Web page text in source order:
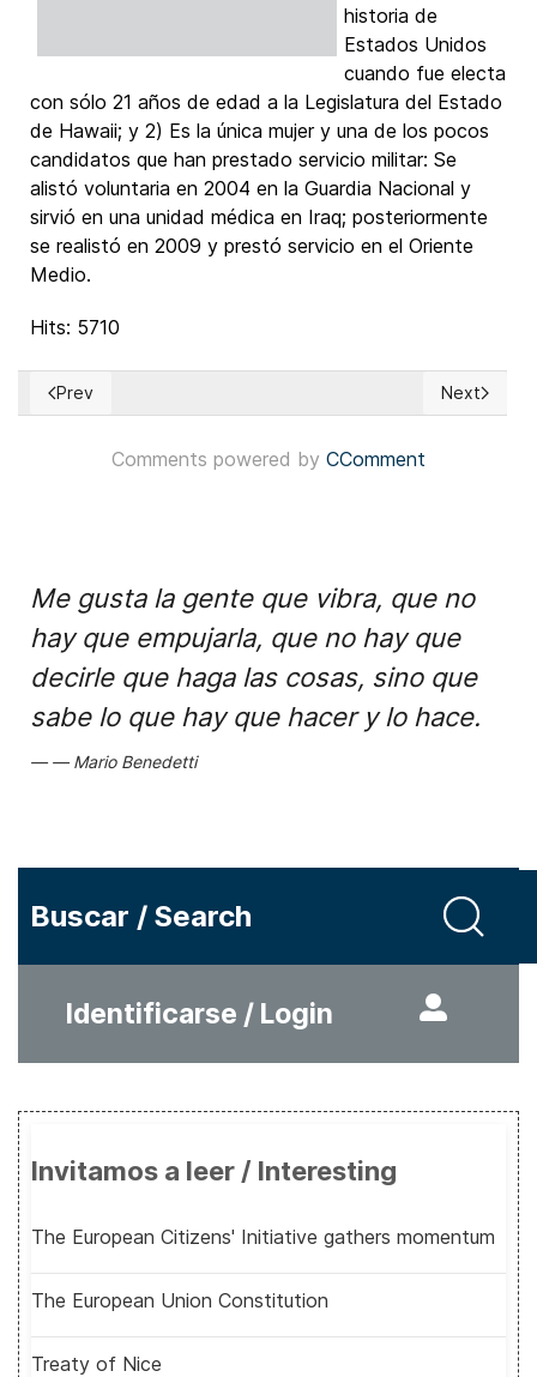
historia de
Estados Unidos
cuando fue electa
con sólo 21 años de edad a la Legislatura del Estado
de Hawaii; y 2) Es la única mujer y una de los pocos
candidatos que han prestado servicio militar: Se
alistó voluntaria en 2004 en la Guardia Nacional y
sirvió en una unidad médica en Iraq; posteriormente
se realistó en 2009 y prestó servicio en el Oriente
Medio.
Hits: 5710
Previous article: Election Results all over the World &
Prev Next
Next
Comments powered by CComment
Me gusta la gente que vibra, que no
hay que empujarla, que no hay que
decirle que haga las cosas, sino que
sabe lo que hay que hacer y lo hace.
Mario Benedetti
Buscar / Search
Identificarse / Login
Invitamos a leer / Interesting
The European Citizens' Initiative gathers momentum
The European Union Constitution
Treaty of Nice